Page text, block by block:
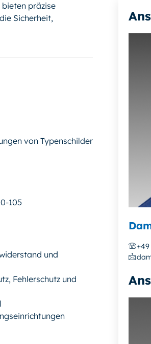
bieten präzise
Sicherheit,
von Typenschilder
105
und
Fehlerschutz und
+49